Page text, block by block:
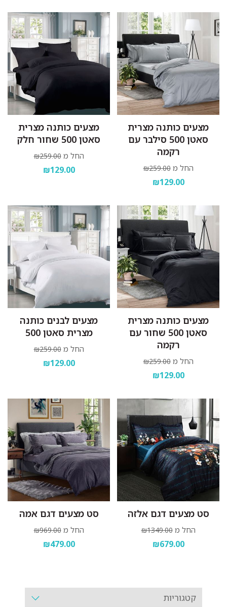
מצעים כותנה מצרית
סאטן 500 סילבר עם
רקמה
החל מ ₪259.00
₪129.00
מצעים כותנה מצרית
סאטן 500 שחור חלק
החל מ ₪259.00
₪129.00
מצעים כותנה מצרית
סאטן 500 שחור עם
רקמה
החל מ ₪259.00
₪129.00
מצעים לבנים כותנה
מצרית סאטן 500
החל מ ₪259.00
₪129.00
סט מצעים דגם אלזה
החל מ ₪1349.00
₪679.00
סט מצעים דגם אמה
החל מ ₪969.00
₪479.00
קטגוריות